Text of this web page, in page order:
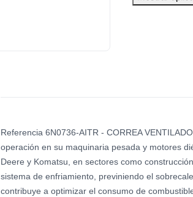
Referencia 6N0736-AITR - CORREA
operación en su maquinaria pesada y motores
Deere y Komatsu, en sectores como
sistema de enfriamiento, previniendo el
contribuye a optimizar el consumo de